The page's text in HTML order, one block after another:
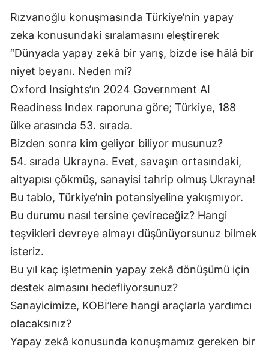
Rızvanoğlu konuşmasında Türkiye’nin yapay
zeka konusundaki sıralamasını eleştirerek
“Dünyada yapay zekâ bir yarış, bizde ise hâlâ bir
niyet beyanı. Neden mi?
Oxford Insights’ın 2024 Government AI
Readiness Index raporuna göre; Türkiye, 188
ülke arasında 53. sırada.
Bizden sonra kim geliyor biliyor musunuz?
54. sırada Ukrayna. Evet, savaşın ortasındaki,
altyapısı çökmüş, sanayisi tahrip olmuş Ukrayna!
Bu tablo, Türkiye’nin potansiyeline yakışmıyor.
Bu durumu nasıl tersine çevireceğiz? Hangi
teşvikleri devreye almayı düşünüyorsunuz bilmek
isteriz.
Bu yıl kaç işletmenin yapay zekâ dönüşümü için
destek almasını hedefliyorsunuz?
Sanayicimize, KOBİ’lere hangi araçlarla yardımcı
olacaksınız?
Yapay zekâ konusunda konuşmamız gereken bir